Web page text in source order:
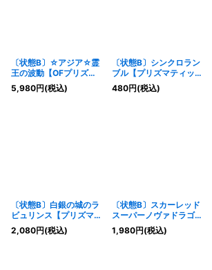
〔状態B〕☆アジア☆霊
王の波動【OFプリズマ
ティックシークレット】
{アジアLOSP-JP020}
5,980円(税込)
〔状態B〕シンクロラン
ブル【プリズマティック
シークレット】{LOCR-
JP070}《魔法》
480円(税込)
〔状態B〕白銀の城のラ
ビュリンス【プリズマテ
ィックシークレット】
{LOCR-JP031}《モンス
2,080円(税込)
〔状態B〕スカーレッド
スーパーノヴァドラゴン
【OFプリズマティック
シークレット】{LOSP-
1,980円(税込)